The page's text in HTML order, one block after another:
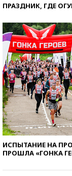
ПРАЗДНИК, ГДЕ
ИСПЫТАНИЕ НА
ПРОШЛА «ГОНКА